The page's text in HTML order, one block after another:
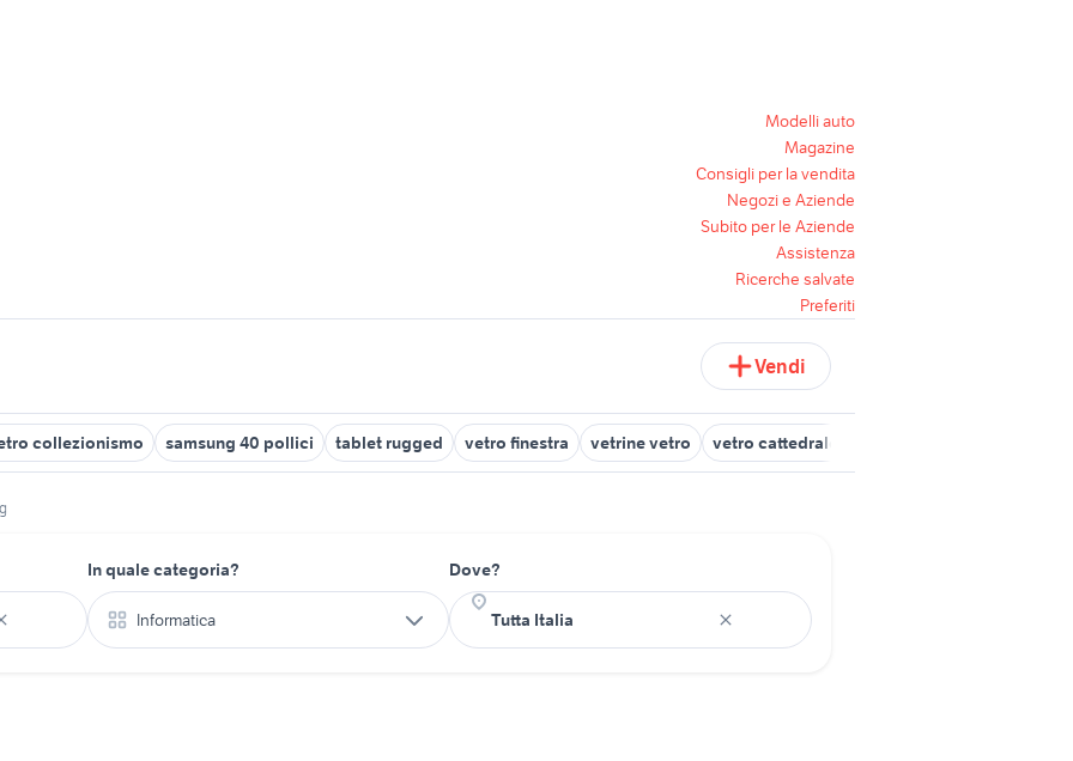
Modelli auto
Magazine
Consigli per la vendita
Negozi e Aziende
Subito per le Aziende
Assistenza
Ricerche salvate
Preferiti
Vendi
collezionismo samsung 40 pollici tablet rugged vetro finestra vetrine vetro vetro cattedrale
In quale categoria?
Informatica
Dove?